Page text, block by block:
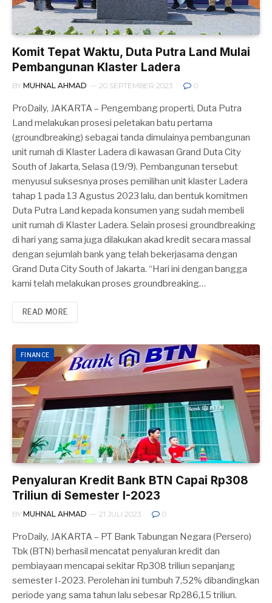
Komit Tepat Waktu, Duta Putra Land Mulai
Pembangunan Klaster Ladera
BY MUHNAL AHMAD 20 SEPTEMBER 2023 0
ProDaily, JAKARTA – Pengembang properti, Duta Putra
Land melakukan prosesi peletakan batu pertama
(groundbreaking) sebagai tanda dimulainya pembangunan
unit rumah di Klaster Ladera di kawasan Grand Duta City
South of Jakarta, Selasa (19/9). Pembangunan tersebut
menyusul suksesnya proses pemilihan unit klaster Ladera
tahap 1 pada 13 Agustus 2023 lalu, dan bentuk komitmen
Duta Putra Land kepada konsumen yang sudah membeli
unit rumah di Klaster Ladera. Selain prosesi groundbreaking
di hari yang sama juga dilakukan akad kredit secara massal
dengan sejumlah bank yang telah bekerjasama dengan
Grand Duta City South of Jakarta. “Hari ini dengan bangga
kami telah melakukan proses groundbreaking…
READ MORE
FINANCE
Penyaluran Kredit Bank BTN Capai Rp308
Triliun di Semester I-2023
BY MUHNAL AHMAD 21 JULI 2023 0
ProDaily, JAKARTA – PT Bank Tabungan Negara (Persero)
Tbk (BTN) berhasil mencatat penyaluran kredit dan
pembiayaan mencapai sekitar Rp308 triliun sepanjang
semester I-2023. Perolehan ini tumbuh 7,52% dibandingkan
periode yang sama tahun lalu sebesar Rp286,15 triliun.